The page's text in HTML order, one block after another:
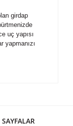
girdap
uç yapısı
yapmanızı
SAYFALAR